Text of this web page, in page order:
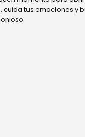
cuida tus emociones y